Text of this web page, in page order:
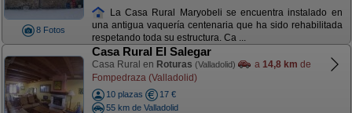
8 Fotos
La Casa Rural Maryobeli se encuentra instalado en
una antigua vaquería centenaria que ha sido rehabilitada
respetando toda su estructura. Ca ...
Casa Rural El Salegar
Casa Rural en Roturas (Valladolid) a 14,8 km de
Fompedraza (Valladolid)
10 plazas
17 €
55 km de Valladolid